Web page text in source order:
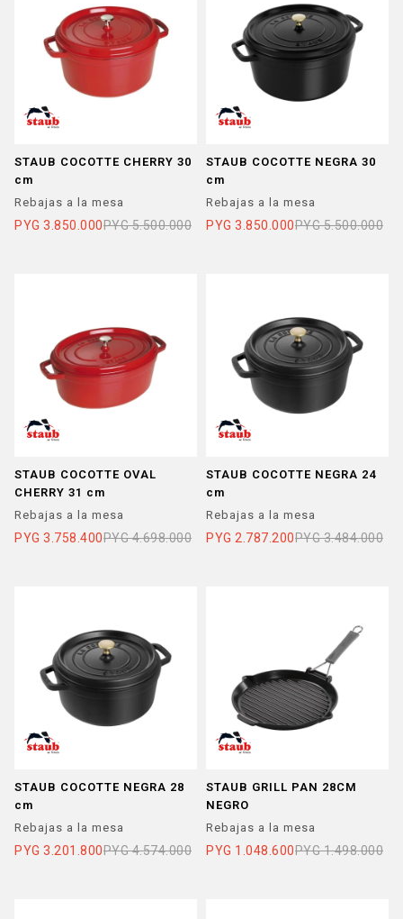
STAUB COCOTTE CHERRY 30
cm
Rebajas a la mesa
PYG 3.850.000PYG 5.500.000
STAUB COCOTTE NEGRA 30
cm
Rebajas a la mesa
PYG 3.850.000PYG 5.500.000
STAUB COCOTTE OVAL
CHERRY 31 cm
Rebajas a la mesa
PYG 3.758.400PYG 4.698.000
STAUB COCOTTE NEGRA 24
cm
Rebajas a la mesa
PYG 2.787.200PYG 3.484.000
STAUB COCOTTE NEGRA 28
cm
Rebajas a la mesa
PYG 3.201.800PYG 4.574.000
STAUB GRILL PAN 28CM
NEGRO
Rebajas a la mesa
PYG 1.048.600PYG 1.498.000